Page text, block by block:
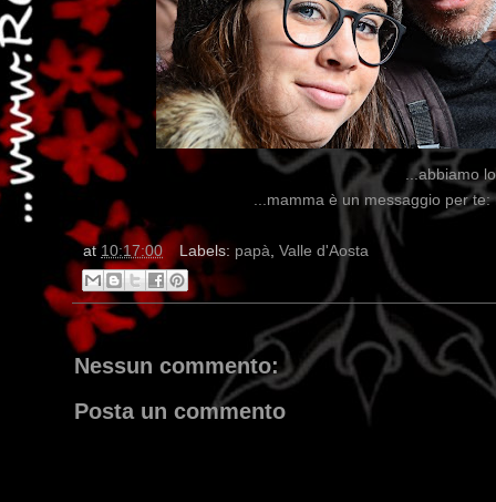
...abbiamo
...mamma è un messaggio per
at 10:17:00 Labels: papà, Valle d'Aosta
Nessun commento:
Posta un commento